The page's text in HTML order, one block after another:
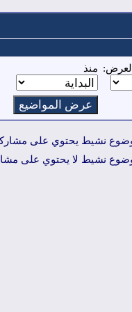
منذ
نشيط يحتوي على
نشيط لا يحتوي على